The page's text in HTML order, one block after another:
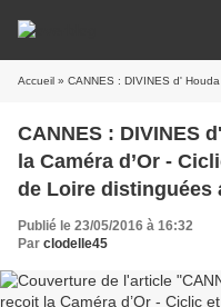
Accueil » CANNES : DIVINES d' Houda BENYAMINA reçoit la
CANNES : DIVINES
la Caméra d’Or - Ciclic et la Région Centre-Val
de Loire distinguées
Publié le 23/05/2016 à 16:32
Par clodelle45